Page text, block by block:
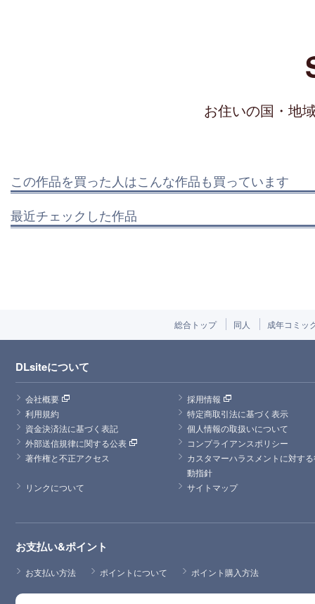
お住いの国・地
この作品を買った人はこんな作品も買っています
最近チェックした作品
総合トップ 同人 成年コミッ
DLsiteについて
会社概要
採用情報
利用規約
特定商取引法に基づく表示
資金決済法に基づく表記
個人情報の取扱いについて
外部送信規律に関する公表
コンプライアンスポリシー
著作権と不正アクセス
カスタマーハラスメントに対す
動指針
リンクについて
サイトマップ
お支払い&ポイント
お支払い方法 ポイントについて ポイント購入方法